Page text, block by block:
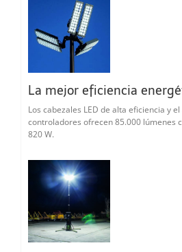
La mejor eficiencia
Los cabezales LED de alta eficiencia y
controladores ofrecen 85.000 lúmenes
820 W.